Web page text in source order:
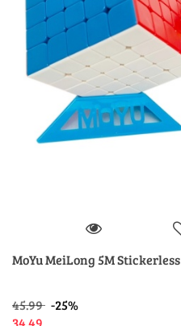
MoYu MeiLong 5M Stickerless
45.99 -25%
34.49